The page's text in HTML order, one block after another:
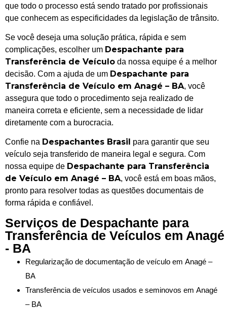
que todo o processo está sendo tratado por profissionais
que conhecem as especificidades da legislação de trânsito.
Se você deseja uma solução prática, rápida e sem
complicações, escolher um Despachante para
Transferência de Veículo da nossa equipe é a melhor
decisão. Com a ajuda de um Despachante para
Transferência de Veículo em Anagé – BA, você
assegura que todo o procedimento seja realizado de
maneira correta e eficiente, sem a necessidade de lidar
diretamente com a burocracia.
Confie na Despachantes Brasil
para garantir que seu
veículo seja transferido de maneira legal e segura. Com
nossa equipe de Despachante para Transferência
de Veículo em Anagé – BA, você está em boas mãos,
pronto para resolver todas as questões documentais de
forma rápida e confiável.
Serviços de Despachante para
Transferência de Veículos em Anagé
- BA
Regularização de documentação de veículo em Anagé –
BA
Transferência de veículos usados e seminovos em Anagé
– BA